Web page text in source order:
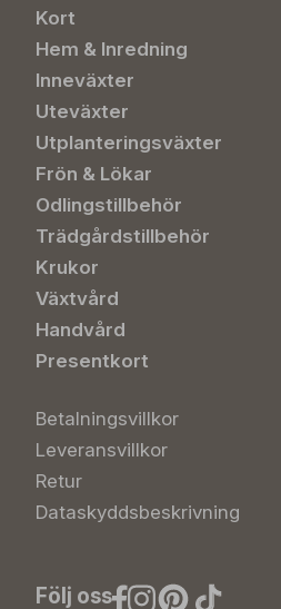
Kort
Hem & Inredning
Inneväxter
Uteväxter
Utplanteringsväxter
Frön & Lökar
Odlingstillbehör
Trädgårdstillbehör
Krukor
Växtvård
Handvård
Presentkort
Betalningsvillkor
Leveransvillkor
Retur
Dataskyddsbeskrivning
Följ oss